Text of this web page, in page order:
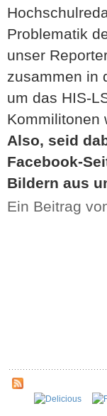
Problematik
unser
zusammen in
um das HIS-
Kommilitonen
Also, seid
Facebook-
Bildern aus
Ein Beitrag